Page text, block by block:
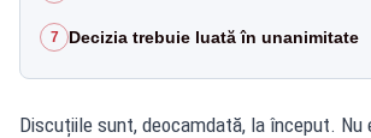
7 Decizia trebuie luată în unanimitate
Discuțiile sunt, deocamdată, la început. Nu